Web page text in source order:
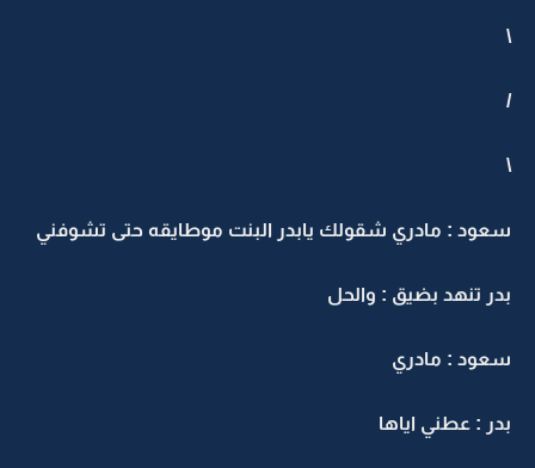
\
/
\
سعود : مادري شقولك يابدر البنت موطايقه حتى تشوفني
بدر تنهد بضيق : والحل
سعود : مادري
بدر : عطني اياها